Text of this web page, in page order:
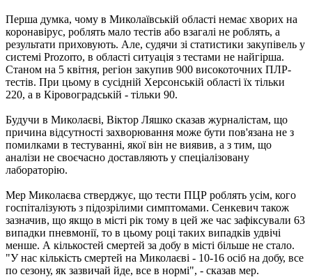
Перша думка, чому в Миколаївській області немає хворих на
коронавірус, роблять мало тестів або взагалі не роблять, а
результати приховують. Але, судячи зі статистики закупівель у
системі Prozorro, в області ситуація з тестами не найгірша.
Станом на 5 квітня, регіон закупив 900 високоточних ПЛР-
тестів. При цьому в сусідній Херсонській області їх тільки
220, а в Кіровоградській - тільки 90.
Будучи в Миколаєві, Віктор Ляшко сказав журналістам, що
причина відсутності захворювання може бути пов'язана не з
помилками в тестуванні, якої він не виявив, а з тим, що
аналізи не своєчасно доставляють у спеціалізовану
лабораторію.
Мер Миколаєва стверджує, що тести ПЦР роблять усім, кого
госпіталізують з підозрілими симптомами. Сенкевич також
зазначив, що якщо в місті рік тому в цей же час зафіксували 63
випадки пневмонії, то в цьому році таких випадків удвічі
менше. А кількостей смертей за добу в місті більше не стало.
"У нас кількість смертей на Миколаєві - 10-16 осіб на добу, все
по сезону, як зазвичай йде, все в нормі", - сказав мер.